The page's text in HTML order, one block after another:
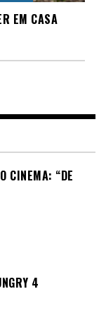
EM CASA
CINEMA: “DE
4